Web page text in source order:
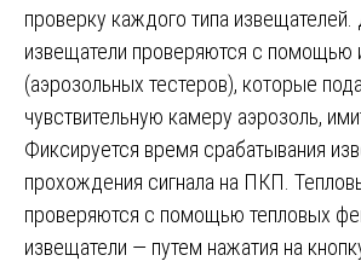
проверку каждого типа
извещатели проверяются с помощью
(аэрозольных тестеров), которые
чувствительную камеру аэрозоль,
Фиксируется время срабатывания
прохождения сигнала на ПКП.
проверяются с помощью тепловых
извещатели — путем нажатия на